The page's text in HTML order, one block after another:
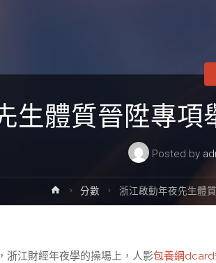
生體質晉陞專
Posted by
Home分數 浙江啟動年夜先生體
，浙江財經年夜學的操場上，人影包養網dcard